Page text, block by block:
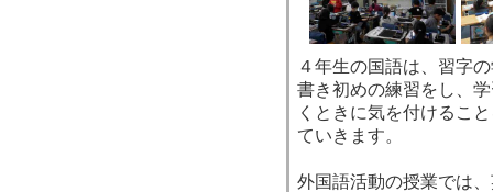
４年生の国語は、習字
書き初めの練習をし、
くときに気を付けるこ
ていきます。
外国語活動の授業では